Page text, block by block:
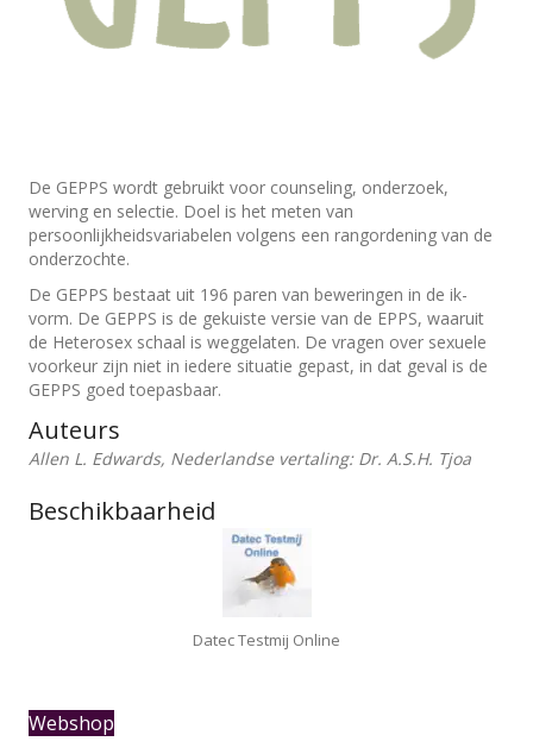
De GEPPS wordt gebruikt voor counseling, onderzoek,
werving en selectie. Doel is het meten van
persoonlijkheidsvariabelen volgens een rangordening van de
onderzochte.
De GEPPS bestaat uit 196 paren van beweringen in de ik-
vorm. De GEPPS is de gekuiste versie van de EPPS, waaruit
de Heterosex schaal is weggelaten. De vragen over sexuele
voorkeur zijn niet in iedere situatie gepast, in dat geval is de
GEPPS goed toepasbaar.
Auteurs
Allen L. Edwards, Nederlandse vertaling: Dr. A.S.H. Tjoa
Beschikbaarheid
Datec Testmij Online
Webshop